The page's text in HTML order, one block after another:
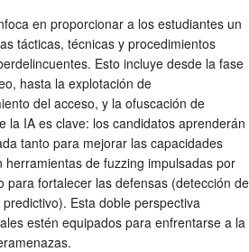
en proporcionar a los estudiantes un
tácticas, técnicas y procedimientos
Esto incluye desde la fase
hasta la explotación de
del acceso, y la ofuscación de
la IA es clave: los candidatos aprenderán
tanto para mejorar las capacidades
de fuzzing impulsadas por
para fortalecer las defensas (detección de
Esta doble perspectiva
estén equipados para enfrentarse a la